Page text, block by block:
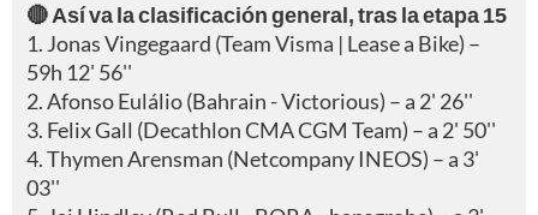
🔴 Así va la clasificación general, tras la etapa 15
1. Jonas Vingegaard (Team Visma | Lease a Bike) –
59h 12' 56''
2. Afonso Eulálio (Bahrain - Victorious) – a 2' 26''
3. Felix Gall (Decathlon CMA CGM Team) – a 2' 50''
4. Thymen Arensman (Netcompany INEOS) – a 3'
03''